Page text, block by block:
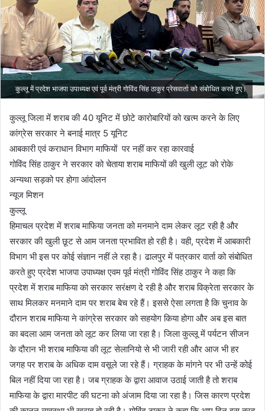
कुल्लू में प्रदेश भाजपा उपाध्यक्ष एवं पूर्व मंत्री गोविंद सिंह ठाकुर प्रेसवार्ता को संबोधित करते हुए।
कुल्लू जिला में शराब की 40 यूनिट में छोटे कारोबारियों को खत्म करने के लिए
कांग्रेस सरकार ने बनाई मात्र 5 यूनिट
आबकारी एवं कराधान विभाग माफियों पर नहीं कर रहा कारवाई
गोविंद सिंह ठाकुर ने सरकार को चेताया शराब माफियों की खुली लूट को रोके
अन्यथा सड़को पर होगा आंदोलन
न्यूज मिशन
कुल्लू
हिमाचल प्रदेश में शराब माफिया जनता को मनमाने दाम लेकर लूट रही है और
सरकार की खुली छूट से आम जनता प्रभावित हो रही है। वही, प्रदेश में आबकारी
विभाग भी इस पर कोई संज्ञान नहीं ले रहा है। ढालपुर में पत्रकार वार्ता को संबोधित
करते हुए प्रदेश भाजपा उपाध्यक्ष एवम पूर्व मंत्री गोविंद सिंह ठाकुर ने कहा कि
प्रदेश में शराब माफिया को सरकार सरंक्षण दे रही है और शराब विक्रेता सरकार के
साथ मिलकर मनमाने दाम पर शराब बेच रहे हैं। इससे ऐसा लगता है कि चुनाव के
दौरान शराब माफिया ने कांग्रेस सरकार को सहयोग किया होगा और अब इस बात
का बदला आम जनता को लूट कर लिया जा रहा है। जिला कुल्लू में पर्यटन सीजन
के दौरान भी शराब माफिया की लूट सेलानियो से भी जारी रही और आज भी हर
जगह पर शराब के अधिक दाम वसूले जा रहे हैं। ग्राहक के मांगने पर भी उन्हें कोई
बिल नहीं दिया जा रहा है। जब ग्राहक के द्वारा आवाज उठाई जाती है तो शराब
माफिया के द्वारा मारपीट की घटना को अंजाम दिया जा रहा है। जिस कारण प्रदेश